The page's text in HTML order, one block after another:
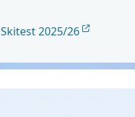
Skitest 2025/26